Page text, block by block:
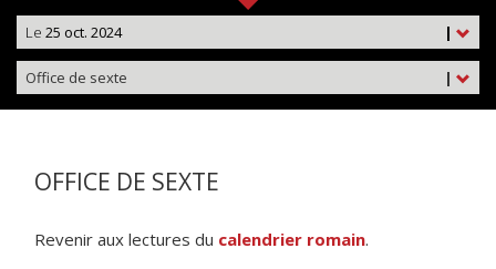
|
Le 25 oct. 2024
|
Office de sexte
OFFICE DE SEXTE
Revenir aux lectures du calendrier romain.